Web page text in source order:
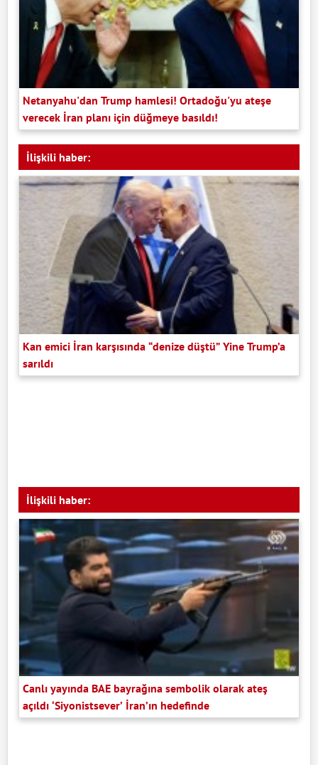
Netanyahu'dan Trump hamlesi! Ortadoğu'yu ateşe
verecek İran planı için düğmeye basıldı!
İlişkili haber:
Kan emici İran karşısında “denize düştü” Yine Trump’a
sarıldı
İlişkili haber:
Canlı yayında BAE bayrağına sembolik olarak ateş
açıldı ‘Siyonistsever’ İran’ın hedefinde